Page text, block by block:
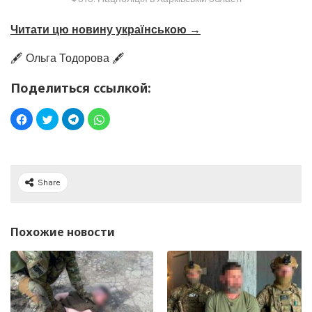
Читати цю новину українською →
🖋️ Ольга Тодорова 🖋️
Поделиться ссылкой:
Share
Похожие новости